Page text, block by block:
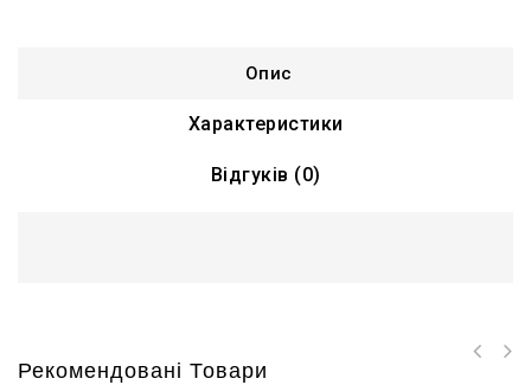
Опис
Характеристики
Відгуків (0)
Рекомендовані Товари